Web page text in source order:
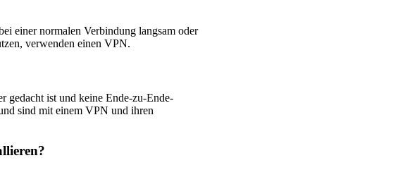
einer normalen Verbindung langsam oder
verwenden einen VPN.
gedacht ist und keine Ende-zu-Ende-
sind mit einem VPN und ihren